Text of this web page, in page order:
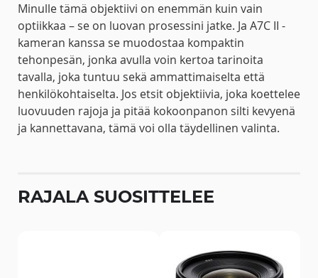
Minulle tämä objektiivi on enemmän kuin vain
optiikkaa – se on luovan prosessini jatke. Ja A7C II -
kameran kanssa se muodostaa kompaktin
tehonpesän, jonka avulla voin kertoa tarinoita
tavalla, joka tuntuu sekä ammattimaiselta että
henkilökohtaiselta. Jos etsit objektiivia, joka koettelee
luovuuden rajoja ja pitää kokoonpanon silti kevyenä
ja kannettavana, tämä voi olla täydellinen valinta.
RAJALA SUOSITTELEE